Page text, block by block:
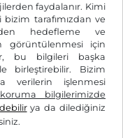
faydalanır. Kimi
tarafımızdan ve
hedefleme ve
görüntülenmesi için
bu bilgileri başka
birleştirebilir. Bizim
verilerin işlenmesi
bilgilerimizde
ya da dilediğiniz